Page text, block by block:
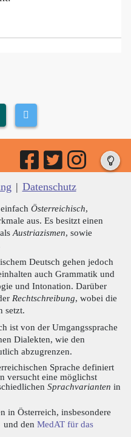
| Datenschutz
Österreichisch,
aus. Es besitzt einen
Austriazismen, sowie
Deutsch gehen jedoch
auch Grammatik und
und Intonation. Darüber
Rechtschreibung, wobei die
setzt.
ist von der Umgangssprache
Dialekten, wie den
abzugrenzen.
Sprache definiert
versucht eine möglichst
Sprachvarianten in
in Österreich, insbesondere
und den MedAT für das